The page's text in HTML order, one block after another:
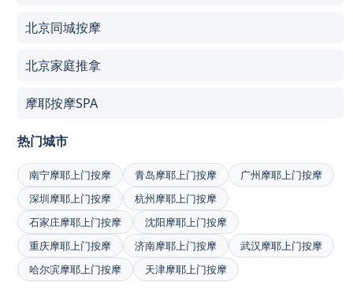
北京同城按摩
北京家庭推拿
摩耶按摩SPA
热门城市
南宁摩耶上门按摩 青岛摩耶上门按摩
广州摩耶上门按摩
深圳摩耶上门按摩
杭州摩耶上门按摩
石家庄摩耶上门按摩
沈阳摩耶上门按摩
重庆摩耶上门按摩
济南摩耶上门按摩
武汉摩耶上门按摩
哈尔滨摩耶上门按摩
天津摩耶上门按摩